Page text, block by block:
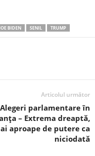
BIDEN SENIL TRUMP
Articolul următor
Alegeri parlamentare în
– Extrema dreaptă,
aproape de putere ca
niciodată